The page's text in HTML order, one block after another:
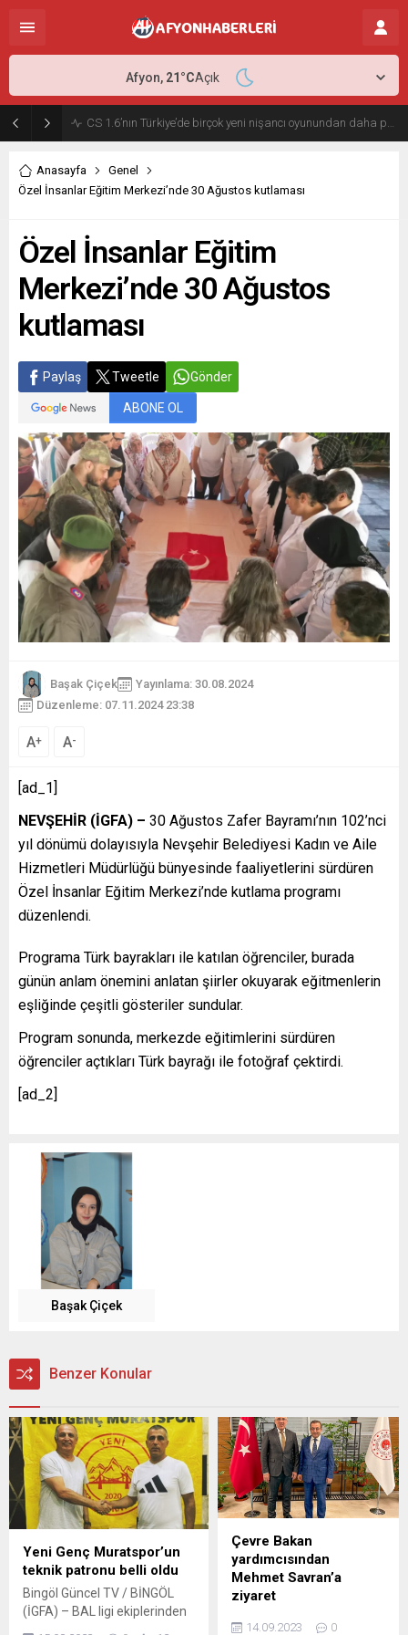
Antalya Transfer Seçenekleri ile Yolculuğunuzu Daha Planlı Hale Getirin
Afyon, 21°CAçık
Anasayfa
Genel
Özel İnsanlar Eğitim Merkezi’nde 30 Ağustos kutlaması
Özel İnsanlar Eğitim
Merkezi’nde 30 Ağustos
kutlaması
Paylaş Tweetle Gönder
ABONE OL
Başak Çiçek
Yayınlama: 30.08.2024
Düzenleme: 07.11.2024 23:38
A+ A-
[ad_1]
NEVŞEHİR (İGFA) – 30 Ağustos Zafer Bayramı’nın 102’nci
yıl dönümü dolayısıyla Nevşehir Belediyesi Kadın ve Aile
Hizmetleri Müdürlüğü bünyesinde faaliyetlerini sürdüren
Özel İnsanlar Eğitim Merkezi’nde kutlama programı
düzenlendi.
Programa Türk bayrakları ile katılan öğrenciler, burada
günün anlam önemini anlatan şiirler okuyarak eğitmenlerin
eşliğinde çeşitli gösteriler sundular.
Program sonunda, merkezde eğitimlerini sürdüren
öğrenciler açtıkları Türk bayrağı ile fotoğraf çektirdi.
[ad_2]
Başak Çiçek
Benzer Konular
Yeni Genç Muratspor’un
teknik patronu belli oldu
Bingöl Güncel TV / BİNGÖL
(İGFA) – BAL ligi ekiplerinden
Çevre Bakan
yardımcısından
Mehmet Savran’a
ziyaret
Mehmet UZEL (NEVŞEHİR
14.09.2023
0